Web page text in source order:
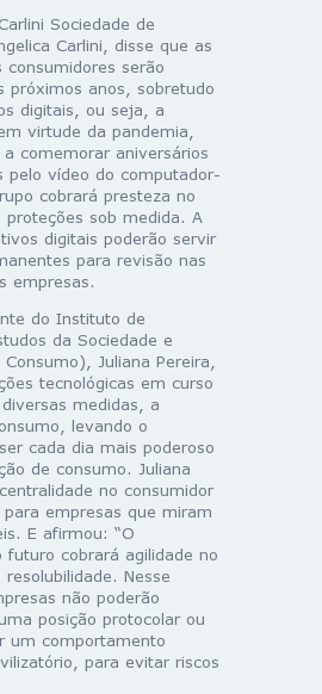
Sociedade de
Carlini, disse que as
consumidores serão
próximos anos, sobretudo
digitais, ou seja, a
virtude da pandemia,
comemorar aniversários
pelo vídeo do computador-
cobrará presteza no
proteções sob medida. A
digitais poderão servir
para revisão nas
empresas.
do Instituto de
da Sociedade e
Juliana Pereira,
tecnológicas em curso
medidas, a
levando o
cada dia mais poderoso
de consumo. Juliana
no consumidor
empresas que miram
E afirmou: “O
futuro cobrará agilidade no
Nesse
não poderão
posição protocolar ou
um comportamento
para evitar riscos